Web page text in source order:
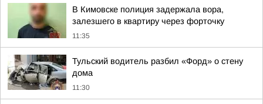
В Кимовске полиция задержала вора,
залезшего в квартиру через форточку
11:35
Тульский водитель разбил «Форд» о стену
дома
11:30